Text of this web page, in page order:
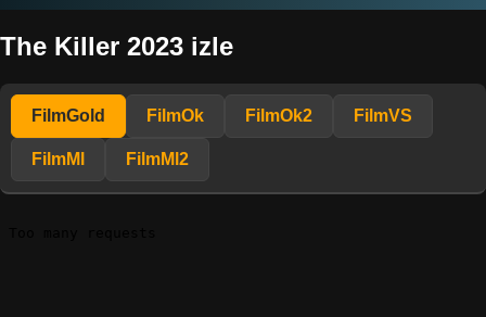
The Killer 2023 izle
FilmGold FilmOk FilmOk2 FilmVS
FilmMl FilmMl2